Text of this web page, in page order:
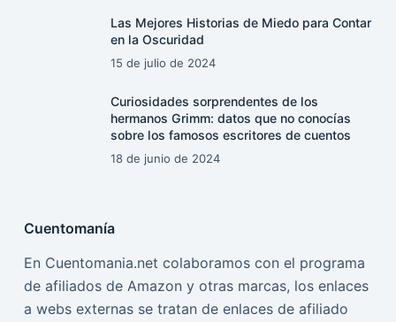
Las Mejores Historias de Miedo para Contar
en la Oscuridad
15 de julio de 2024
Curiosidades sorprendentes de los
hermanos Grimm: datos que no conocías
sobre los famosos escritores de cuentos
18 de junio de 2024
Cuentomanía
En Cuentomania.net colaboramos con el programa
de afiliados de Amazon y otras marcas, los enlaces
a webs externas se tratan de enlaces de afiliado